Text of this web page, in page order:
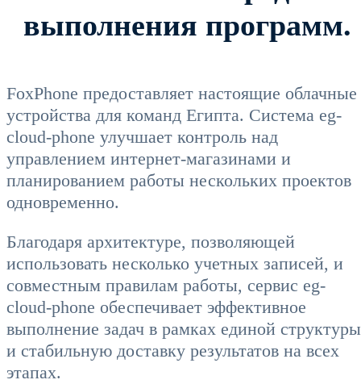
выполнения программ.
FoxPhone предоставляет настоящие облачные
устройства для команд Египта. Система eg-
cloud-phone улучшает контроль над
управлением интернет-магазинами и
планированием работы нескольких проектов
одновременно.
Благодаря архитектуре, позволяющей
использовать несколько учетных записей, и
совместным правилам работы, сервис eg-
cloud-phone обеспечивает эффективное
выполнение задач в рамках единой структуры
и стабильную доставку результатов на всех
этапах.